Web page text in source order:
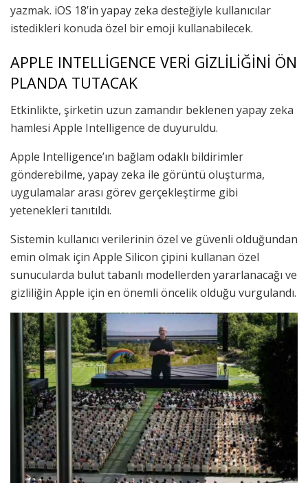
yazmak. iOS 18’in yapay zeka desteğiyle kullanıcılar
istedikleri konuda özel bir emoji kullanabilecek.
APPLE INTELLİGENCE VERİ GİZLİLİĞİNİ ÖN
PLANDA TUTACAK
Etkinlikte, şirketin uzun zamandır beklenen yapay zeka
hamlesi Apple Intelligence de duyuruldu.
Apple Intelligence’ın bağlam odaklı bildirimler
gönderebilme, yapay zeka ile görüntü oluşturma,
uygulamalar arası görev gerçekleştirme gibi
yetenekleri tanıtıldı.
Sistemin kullanıcı verilerinin özel ve güvenli olduğundan
emin olmak için Apple Silicon çipini kullanan özel
sunucularda bulut tabanlı modellerden yararlanacağı ve
gizliliğin Apple için en önemli öncelik olduğu vurgulandı.